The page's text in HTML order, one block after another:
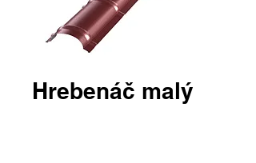
Hrebenáč malý